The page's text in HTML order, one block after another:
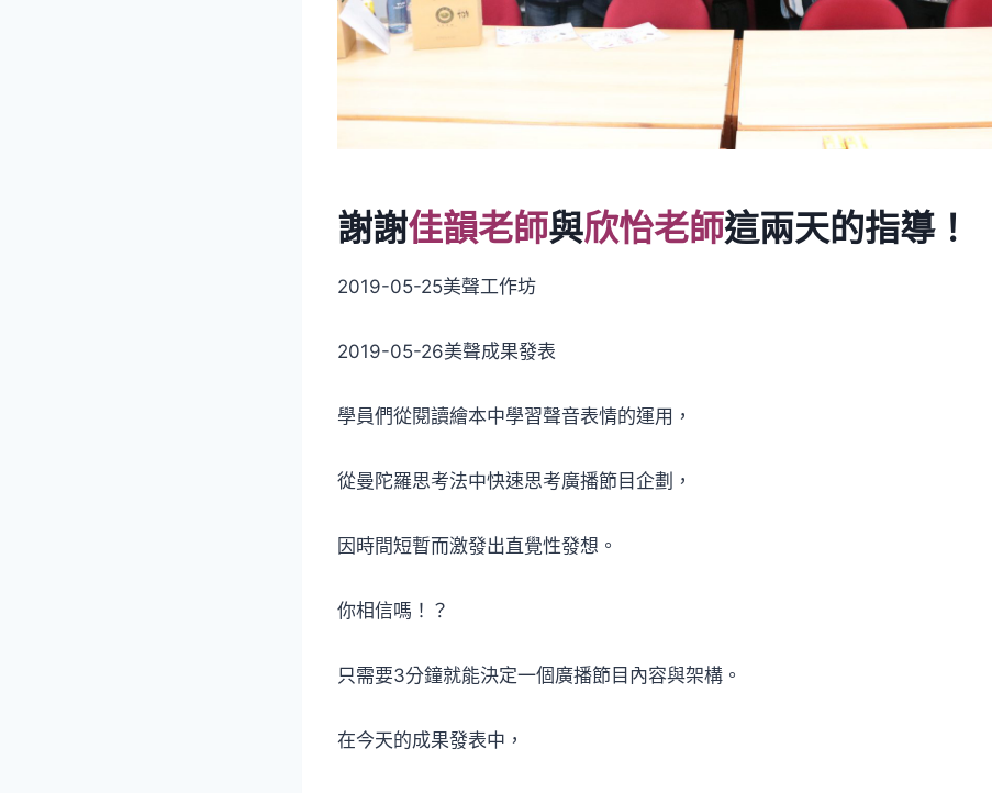
謝謝佳韻老師與欣怡老師這兩天的指導！
2019-05-25美聲工作坊
2019-05-26美聲成果發表
學員們從閱讀繪本中學習聲音表情的運用，
從曼陀羅思考法中快速思考廣播節目企劃，
因時間短暫而激發出直覺性發想。
你相信嗎！？
只需要3分鐘就能決定一個廣播節目內容與架構。
在今天的成果發表中，